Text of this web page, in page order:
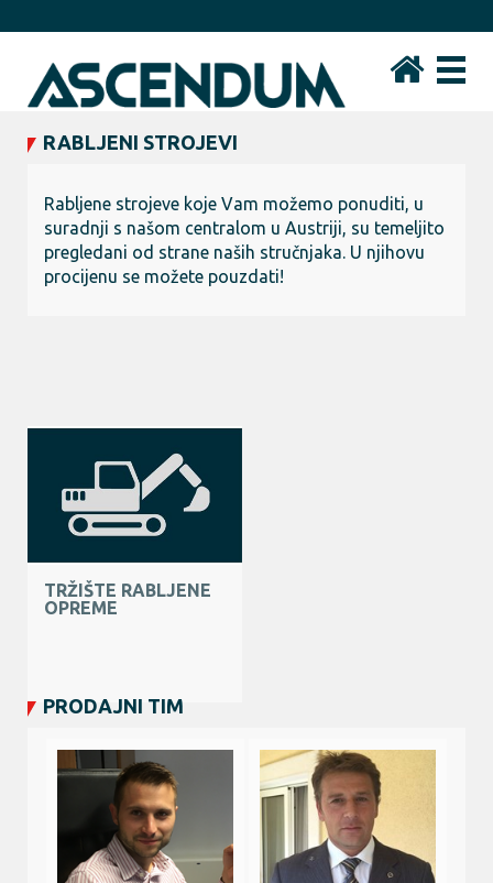
RABLJENI STROJEVI
Rabljene strojeve koje Vam možemo ponuditi, u
suradnji s našom centralom u Austriji, su temeljito
pregledani od strane naših stručnjaka. U njihovu
procijenu se možete pouzdati!
TRŽIŠTE RABLJENE
OPREME
PRODAJNI TIM